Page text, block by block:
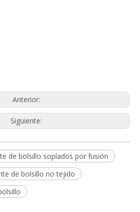
Anterior:
Siguiente:
de bolsillo soplados por fusión
de bolsillo no tejido